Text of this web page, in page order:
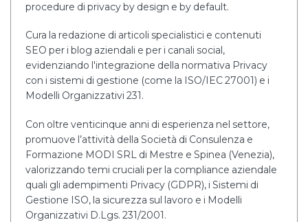
procedure di privacy by design e by default.
Cura la redazione di articoli specialistici e contenuti
SEO per i blog aziendali e per i canali social,
evidenziando l'integrazione della normativa Privacy
con i sistemi di gestione (come la ISO/IEC 27001) e i
Modelli Organizzativi 231.
Con oltre venticinque anni di esperienza nel settore,
promuove l’attività della Società di Consulenza e
Formazione MODI SRL di Mestre e Spinea (Venezia),
valorizzando temi cruciali per la compliance aziendale
quali gli adempimenti Privacy (GDPR), i Sistemi di
Gestione ISO, la sicurezza sul lavoro e i Modelli
Organizzativi D.Lgs. 231/2001.